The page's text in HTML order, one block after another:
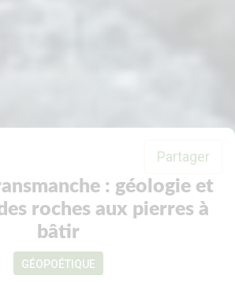
: géologie et
roches aux pierres à
bâtir
Partager
GÉOPOÉTIQUE